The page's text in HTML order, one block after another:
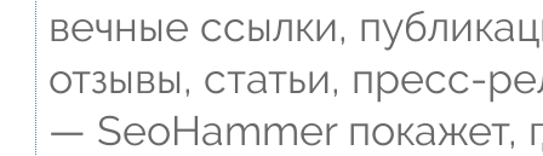
вечные ссылки,
отзывы, статьи, пресс-
— SeoHammer покажет,